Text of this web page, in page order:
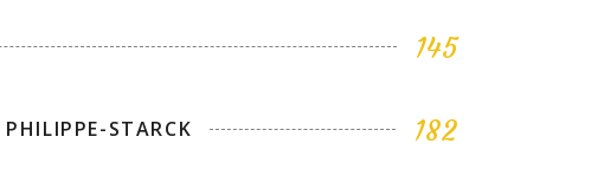
145
STARCK 182